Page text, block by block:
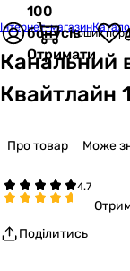
100
бонусів
Отримати
Кошик
Інтернет-магазин
Канальний
Квайтлайн
Про товар Може
Поділитись